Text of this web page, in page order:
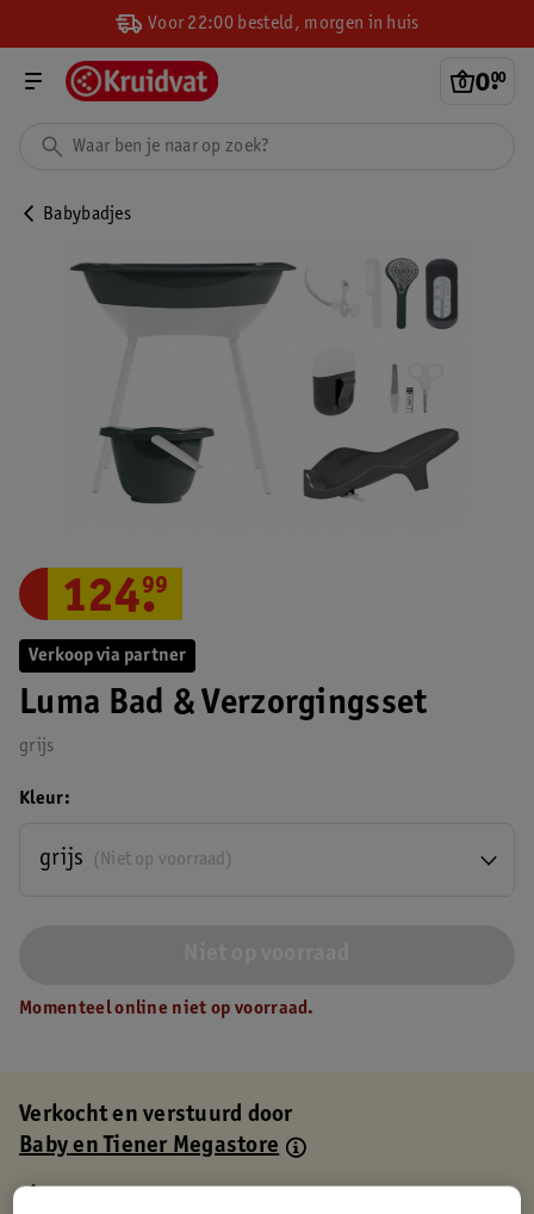
Voor 22:00 besteld, morgen in huis
0.
00
Babybadjes
Verkoop via partner
Luma Bad & Verzorgingsset
grijs
124.
99
Kleur
(Niet op voorraad)
grijs
Momenteel online niet op voorraad.
Verkocht en verstuurd door
Baby en Tiener Megastore